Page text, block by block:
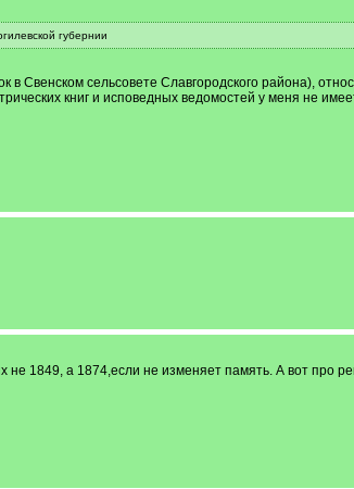
губернии
в Свенском сельсовете Славгородского района),
книг и исповедных ведомостей у меня не
не 1849, а 1874,если не изменяет память. А вот про